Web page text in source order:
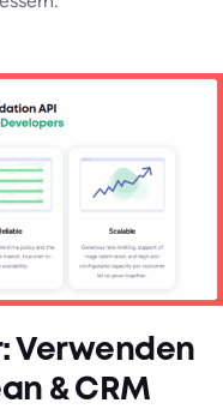
Verwenden
& CRM